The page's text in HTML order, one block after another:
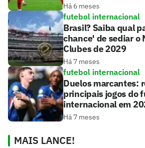
Há 6 meses
futebol internacional
Brasil? Saiba qual
chance' de sediar o
Clubes de 2029
Há 7 meses
futebol internacional
Duelos marcantes:
principais jogos do
internacional em
Há 7 meses
MAIS LANCE!